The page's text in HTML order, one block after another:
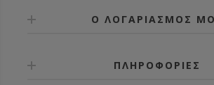
Ο ΛΟΓΑΡΙΑΣΜΟΣ
ΠΛΗΡΟΦΟΡΙΕΣ